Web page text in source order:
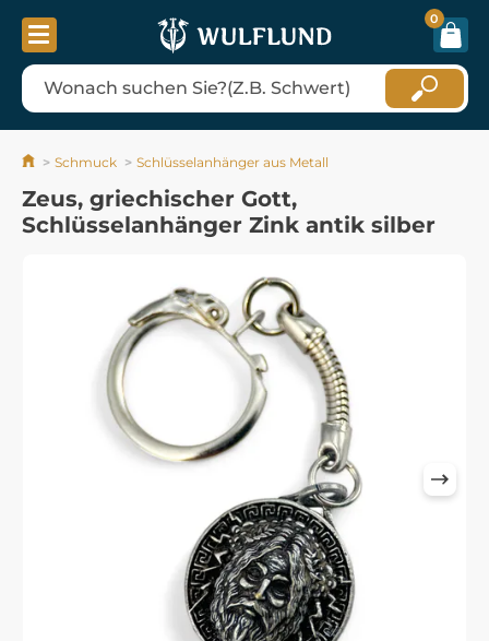
0
Schmuck Schlüsselanhänger aus Metall
Zeus, griechischer Gott,
Schlüsselanhänger Zink antik silber